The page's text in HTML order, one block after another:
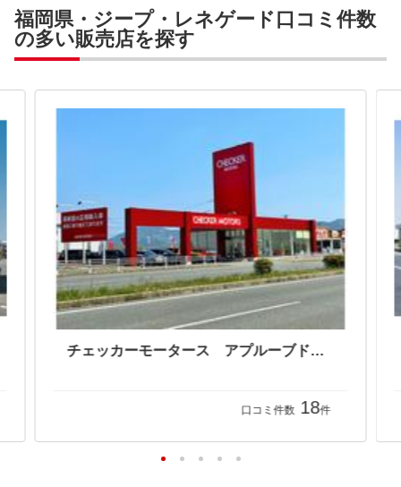
福岡県・ジープ・レネゲード口コミ件数
の多い販売店を探す
チェッカーモータース アプルーブド宗像
口コミ件数 18件